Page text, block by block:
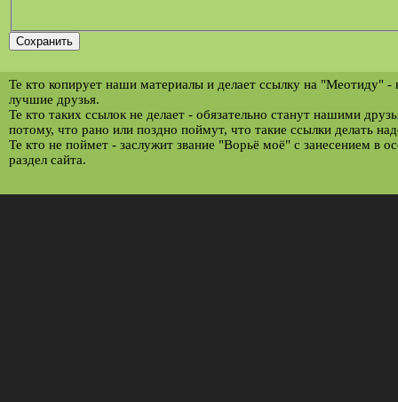
Те кто копирует наши материалы и делает ссылку на "Меотиду" -
лучшие друзья.
Те кто таких ссылок не делает - обязательно станут нашими
потому, что рано или поздно поймут, что такие ссылки делать
Те кто не поймет - заслужит звание "Ворьё моё" с занесением в
раздел сайта.